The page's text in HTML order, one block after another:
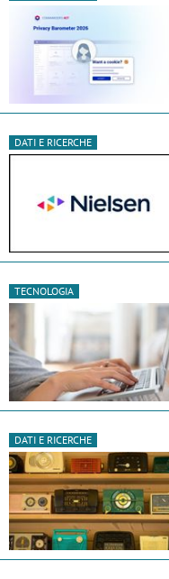
DATI E RICERCHE
TECNOLOGIA
DATI E RICERCHE